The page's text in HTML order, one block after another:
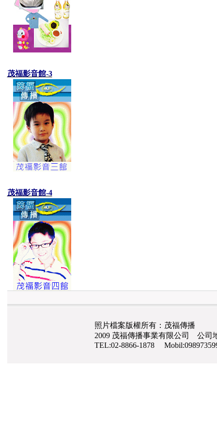
茂福影音館-3
茂福影音館-4
照片檔案版權所有：茂福傳播
2009 茂福傳播事業有限公司 公司
TEL:02-8866-1878